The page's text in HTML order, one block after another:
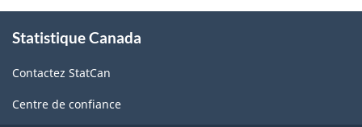
propos
ce
site
Statistique Canada
Contactez StatCan
Centre de confiance